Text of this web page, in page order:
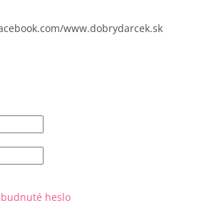
www.dobrydarcek.sk
heslo